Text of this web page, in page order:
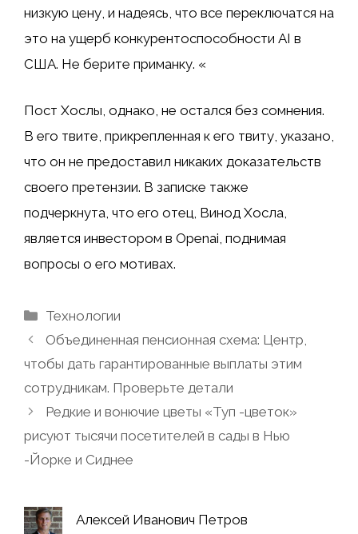
низкую цену, и надеясь, что все переключатся на
это на ущерб конкурентоспособности AI в
США. Не берите приманку. «
Пост Хослы, однако, не остался без сомнения.
В его твите, прикрепленная к его твиту, указано,
что он не предоставил никаких доказательств
своего претензии. В записке также
подчеркнута, что его отец, Винод Хосла,
является инвестором в Openai, поднимая
вопросы о его мотивах.
Рубрики
Технологии
Объединенная пенсионная схема: Центр,
чтобы дать гарантированные выплаты этим
сотрудникам. Проверьте детали
Редкие и вонючие цветы «Туп -цветок»
рисуют тысячи посетителей в сады в Нью
-Йорке и Сиднее
Алексей Иванович Петров